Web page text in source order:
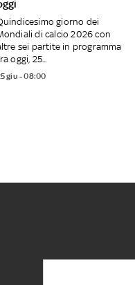
giorno dei
di calcio 2026 con
sei partite in programma
oggi, 25...
giu - 08:00